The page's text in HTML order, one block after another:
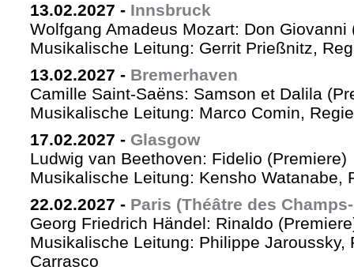
13.02.2027 - Innsbruck
Wolfgang Amadeus Mozart: Don Giovanni
Musikalische Leitung: Gerrit Prießnitz,
13.02.2027 - Bremerhaven
Camille Saint-Saëns: Samson et Dalila
Musikalische Leitung: Marco Comin,
17.02.2027 - Glasgow
Ludwig van Beethoven: Fidelio (Premiere)
Musikalische Leitung: Kensho Watanabe,
22.02.2027 - Paris (Théâtre des
Georg Friedrich Händel: Rinaldo
Musikalische Leitung: Philippe Jaroussky,
Carrasco